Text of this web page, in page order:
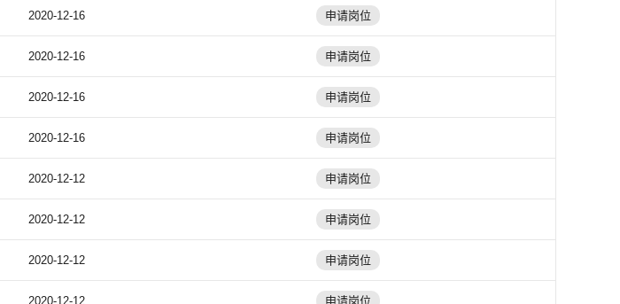
2020-12-16 申请岗位
2020-12-16 申请岗位
2020-12-16 申请岗位
2020-12-16 申请岗位
2020-12-12 申请岗位
2020-12-12 申请岗位
2020-12-12 申请岗位
2020-12-12 申请岗位